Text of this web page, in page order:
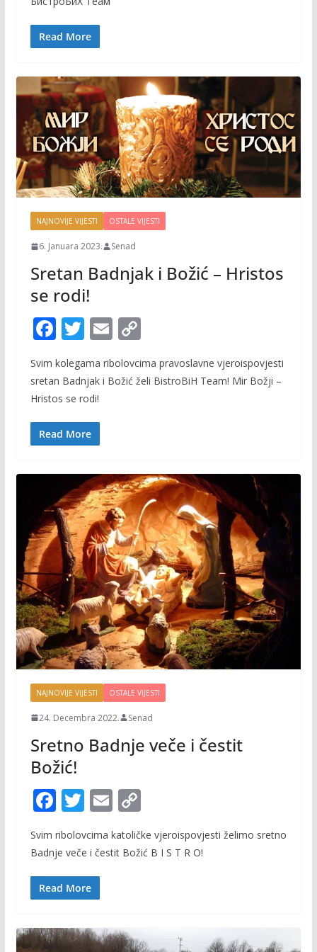
o
o
Read More
NAJNOVIJE VIJESTI OSTALE VIJESTI
6. Januara 2023. Senad
Sretan Badnjak i Božić – Hristos
se rodi!
F
ac
e
b
o
o
T
itt
er
E
m
ai
C
p
Svim kolegama ribolovcima pravoslavne vjeroispovjesti
sretan Badnjak i Božić želi BistroBiH Team! Mir Božji –
Hristos se rodi!
Read More
NAJNOVIJE VIJESTI OSTALE VIJESTI
24. Decembra 2022. Senad
Sretno Badnje veče i čestit
Božić!
F
ac
e
b
o
k
T
itt
er
E
m
ai
C
o
p
k
Svim ribolovcima katoličke vjeroispovjesti želimo sretno
Badnje veče i čestit Božić B I S T R O!
Read More